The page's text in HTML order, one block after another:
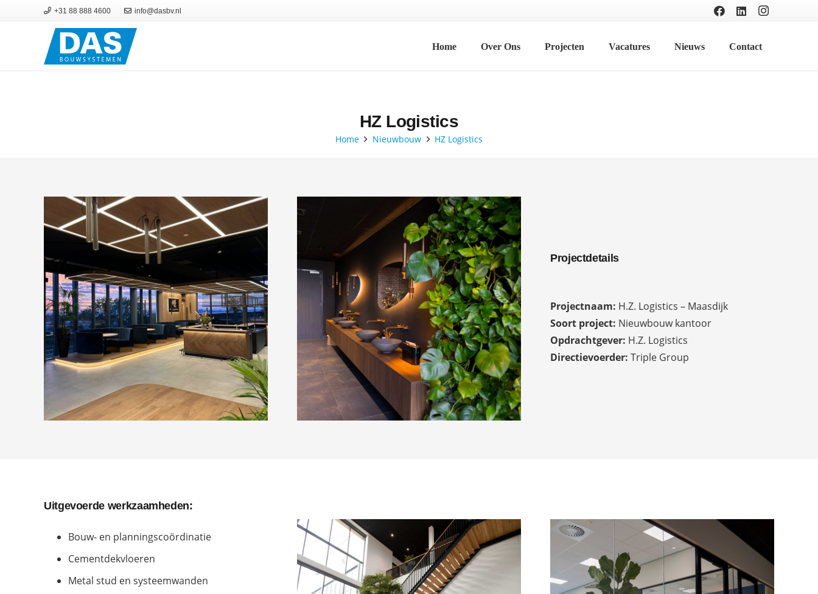
+31 88 888 4600 info@dasbv.nl
Home Over Ons Projecten Vacatures Nieuws Contact
HZ Logistics
Home Nieuwbouw HZ Logistics
Projectdetails
Projectnaam: H.Z. Logistics – Maasdijk
Soort project: Nieuwbouw kantoor
Opdrachtgever: H.Z. Logistics
Directievoerder: Triple Group
Uitgevoerde werkzaamheden:
Bouw- en planningscoördinatie
Cementdekvloeren
Metal stud en systeemwanden